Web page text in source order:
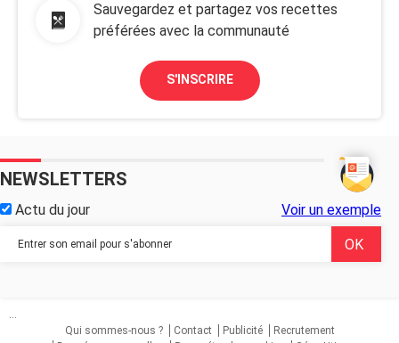
Sauvegardez et partagez vos recettes
préférées avec la communauté
S'INSCRIRE
NEWSLETTERS
Actu du jour Voir un exemple
...
Qui sommes-nous ?
Contact Publicité
Recrutement